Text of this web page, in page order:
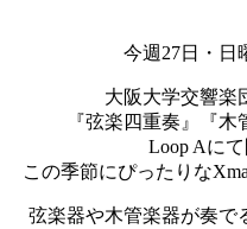
今週27日・日
大阪大学交響楽
『弦楽四重奏』『
Loop Aに
この季節にぴったりな
弦楽器や木管楽器が奏で